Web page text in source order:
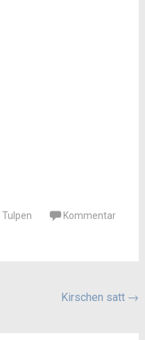
Tulpen
Kommentar
Kirschen satt →